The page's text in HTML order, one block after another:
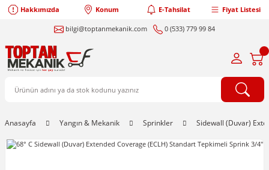
Hakkımızda Konum E-Tahsilat Fiyat Listesi
bilgi@toptanmekanik.com 0 (533) 779 99 84
Anasayfa Yangın & Mekanik Sprinkler Sidewall (Duvar)